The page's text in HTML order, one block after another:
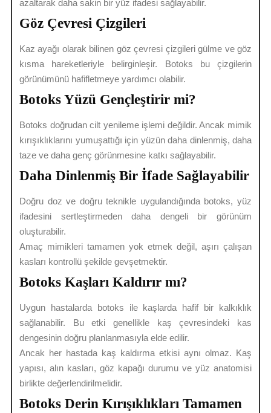
azaltarak daha sakin bir yüz ifadesi sağlayabilir.
Göz Çevresi Çizgileri
Kaz ayağı olarak bilinen göz çevresi çizgileri gülme ve göz
kısma hareketleriyle belirginleşir. Botoks bu çizgilerin
görünümünü hafifletmeye yardımcı olabilir.
Botoks Yüzü Gençleştirir mi?
Botoks doğrudan cilt yenileme işlemi değildir. Ancak mimik
kırışıklıklarını yumuşattığı için yüzün daha dinlenmiş, daha
taze ve daha genç görünmesine katkı sağlayabilir.
Daha Dinlenmiş Bir İfade Sağlayabilir
Doğru doz ve doğru teknikle uygulandığında botoks, yüz
ifadesini sertleştirmeden daha dengeli bir görünüm
oluşturabilir.
Amaç mimikleri tamamen yok etmek değil, aşırı çalışan
kasları kontrollü şekilde gevşetmektir.
Botoks Kaşları Kaldırır mı?
Uygun hastalarda botoks ile kaşlarda hafif bir kalkıklık
sağlanabilir. Bu etki genellikle kaş çevresindeki kas
dengesinin doğru planlanmasıyla elde edilir.
Ancak her hastada kaş kaldırma etkisi aynı olmaz. Kaş
yapısı, alın kasları, göz kapağı durumu ve yüz anatomisi
birlikte değerlendirilmelidir.
Botoks Derin Kırışıklıkları Tamamen